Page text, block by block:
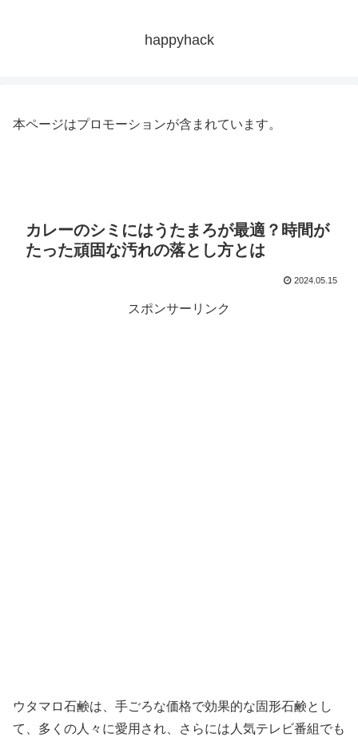
happyhack
本ページはプロモーションが含まれています。
カレーのシミにはうたまろが最適？時間が
たった頑固な汚れの落とし方とは
2024.05.15
スポンサーリンク
ウタマロ石鹸は、手ごろな価格で効果的な固形石鹸とし
て、多くの人々に愛用され、さらには人気テレビ番組でも